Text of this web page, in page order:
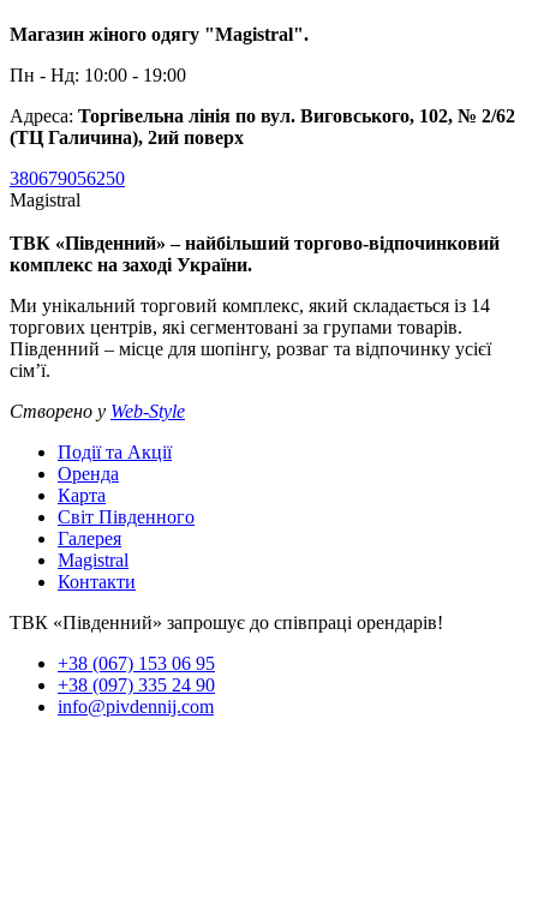
Магазин жіного одягу "Magistral".
Пн - Нд: 10:00 - 19:00
Адреса: Торгівельна лінія по вул. Виговського, 102, № 2/62
(ТЦ Галичина), 2ий поверх
380679056250
Magistral
ТВК «Південний» – найбільший торгово-відпочинковий
комплекс на заході України.
Ми унікальний торговий комплекс, який складається із 14
торгових центрів, які сегментовані за групами товарів.
Південний – місце для шопінгу, розваг та відпочинку усієї
сім’ї.
Створено у Web-Style
Події та Акції
Оренда
Карта
Світ Південного
Галерея
Magistral
Контакти
ТВК «Південний» запрошує до співпраці орендарів!
+38 (067) 153 06 95
+38 (097) 335 24 90
info@pivdennij.com